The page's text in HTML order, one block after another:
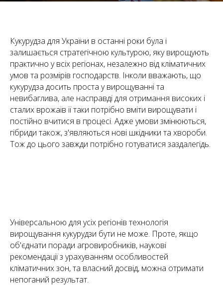
Кукурудза для України в останні роки була і
залишається стратегічною культурою, яку вирощують
практично у всіх регіонах, незалежно від кліматичних
умов та розмірів господарств. Інколи вважають, що
кукурудза досить проста у вирощуванні та
невибаглива, але насправді для отримання високих і
сталих врожаїв її таки потрібно вміти вирощувати і
постійно вчитися в процесі. Адже умови змінюються,
гібриди також, з'являються нові шкідники та хвороби.
Тож до цього завжди потрібно готуватися заздалегідь.
Універсальною для усіх регіонів технологія
вирощування кукурудзи бути не може. Проте, якщо
об'єднати поради агровиробників, наукові
рекомендації з урахуванням особливостей
кліматичних зон, та власний досвід, можна отримати
непоганий результат.